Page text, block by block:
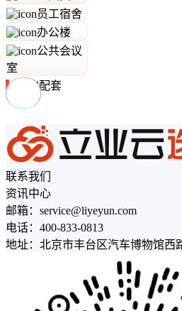
员工宿舍
办公楼
公共会议
室
周边配套
联系我们
资讯中心
邮箱：service@liyeyun.com
电话：400-833-0813
地址：北京市丰台区汽车博物馆西